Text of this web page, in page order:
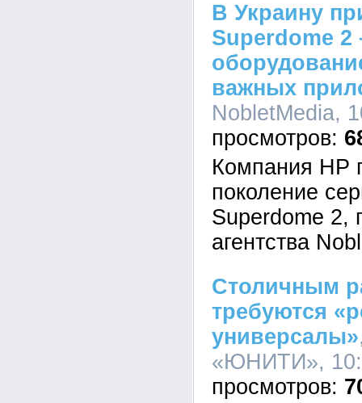
В Украину
Superdome
важных
NobletMedia,
Компания НР
поколение
Superdome 2,
агентства
Столичным
требуются
универсалы»
«ЮНИТИ»,